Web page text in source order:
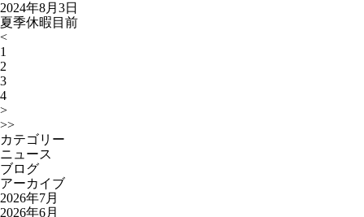
2024年8月3日
夏季休暇目前
<
1
2
3
4
>
>>
カテゴリー
ニュース
ブログ
アーカイブ
2026年7月
2026年6月